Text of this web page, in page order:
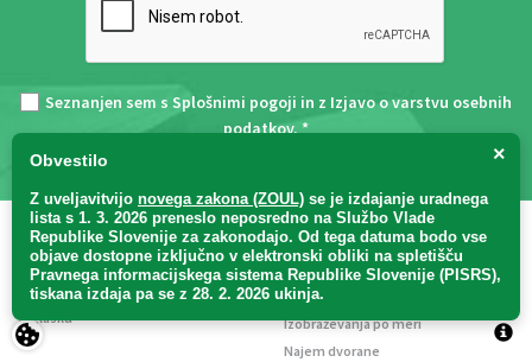
Seznanjen sem s Splošnimi pogoji in z Izjavo o varstvu osebnih
podatkov. *
×
Obvestilo
Z uveljavitvijo novega zakona (ZOUL) se je izdajanje uradnega
lista s 1. 3. 2026 preneslo neposredno na Službo Vlade
Republike Slovenije za zakonodajo. Od tega datuma bodo vse
objave dostopne izključno v elektronski obliki na spletišču
Pravnega informacijskega sistema Republike Slovenije (PISRS),
tiskana izdaja pa se z 28. 2. 2026 ukinja.
Glasilo
Uradni list RS
O glasilu
Izobraževanja
Aktualna izobraževanja
Izobraževanja po meri
Najem dvorane